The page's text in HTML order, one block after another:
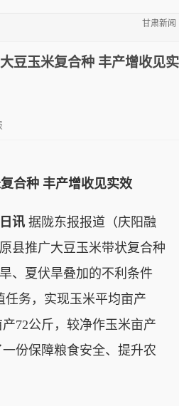
甘肃新闻
豆玉米复合种 丰产增收见实
合种 丰产增收见实效
讯 据陇东报报道（庆阳融
县推广大豆玉米带状复合种
、夏伏旱叠加的不利条件
任务，实现玉米平均亩产
72公斤，较净作玉米亩产
份保障粮食安全、提升农